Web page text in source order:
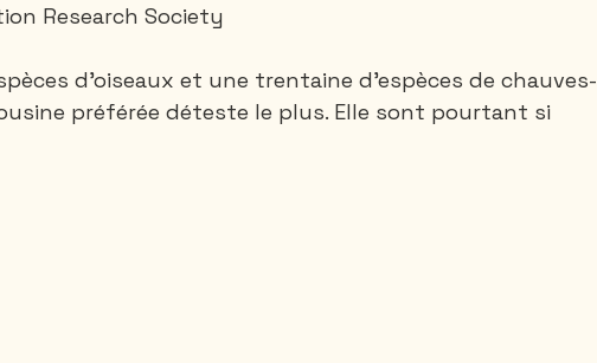
Research Society
d'oiseaux et une trentaine d'espèces de chauves-
préférée déteste le plus. Elle sont pourtant si